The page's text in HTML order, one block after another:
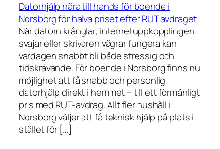
Datorhjälp nära till hands för boende i
Norsborg för halva priset efter RUT avdraget
När datorn krånglar, internetuppkopplingen
svajar eller skrivaren vägrar fungera kan
vardagen snabbt bli både stressig och
tidskrävande. För boende i Norsborg finns nu
möjlighet att få snabb och personlig
datorhjälp direkt i hemmet – till ett förmånligt
pris med RUT-avdrag. Allt fler hushåll i
Norsborg väljer att få teknisk hjälp på plats i
stället för […]